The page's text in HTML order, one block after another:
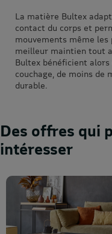
La matière Bultex
contact du corps et
mouvements même
meilleur maintien tout
Bultex bénéficient alors
couchage, de moins de
durable.
Des offres qui
intéresser